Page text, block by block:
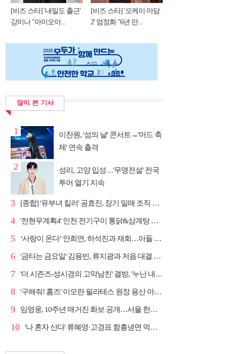
[비즈 스타] '내일도 출근'
강미나 "아이오아...
[비즈 스타] '오케이 마담
2' 엄정화 "6년 만...
많이 본 기사
1
이찬원, '섬의 날' 콘서트→'머드 축
제' 연속 출격
2
성리, 고양 입성…'무명전설' 전국
투어 열기 지속
3 [종합] '유부녀 킬러' 공효진, 장기 밀매 조직 소탕…4...
4 '전현무계획4' 인천 전기구이 통닭&삼계탕 노포 맛집 탐방
5 ‘사랑이 온다’ 안희연, 하석진과 재회…아들 비밀 밝혀...
6 '금타는 금요일' 김용빈, 류지광과 저음 대결 승리
7 '더 시즌즈-성시경의 고막남친' 결방, '누난 내게 여자...
8 '구해줘! 홈즈' 이모란 필라테스 원장 용산 아파트 방...
9 임영웅, 10주년 매거진 화보 공개…서울 한복판 대형 현...
10 '나 혼자 산다' 류혜영·고경표 함흥냉면 먹방→남산 산책